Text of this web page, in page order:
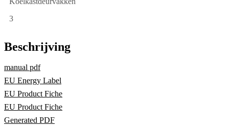
3
Beschrijving
manual pdf
EU Energy Label
EU Product Fiche
EU Product Fiche
Generated PDF